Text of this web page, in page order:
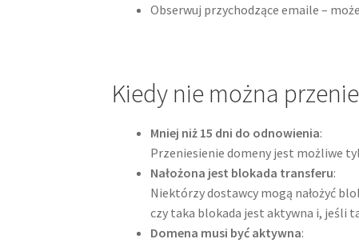
Obserwuj przychodzące emaile –
Kiedy nie można
Mniej niż 15 dni do odnowienia:
Przeniesienie domeny jest możliwe
Nałożona jest blokada transferu:
Niektórzy dostawcy mogą nałożyć
czy taka blokada jest aktywna i, jeśli
Domena musi być aktywna: